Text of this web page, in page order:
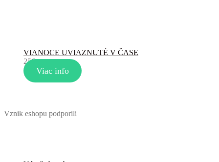
VIANOCE UVIAZNUTÉ V ČASE
25€
Viac info
Vznik eshopu podporili